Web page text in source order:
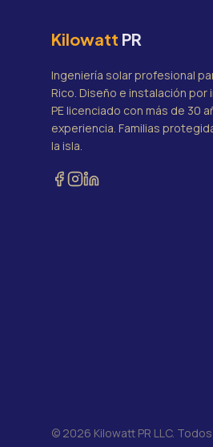
Kilowatt PR
Ingeniería solar profesional
Rico. Diseño e instalación por
PE licenciado con más de 30
experiencia. Familias
la isla.
© 2026 Kilowatt PR LLC.